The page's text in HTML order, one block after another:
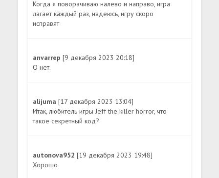
Когда я поворачиваю налево и направо, игра
лагает каждый раз, надеюсь, игру скоро
исправят
anvarrep[9 декабря 2023 20:18]
О нет.
alijuma[17 декабря 2023 13:04]
Итак, любитель игры Jeff the killer horror, что
такое секретный код?
autonova952[19 декабря 2023 19:48]
Хорошо